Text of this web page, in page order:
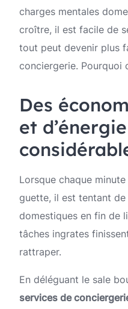
charges mentales
croître, il est facile de
tout peut devenir plus
conciergerie. Pourquoi
Des
et d’énergie
Lorsque chaque
guette, il est tentant
domestiques en fin de
tâches ingrates
rattraper.
En déléguant le sale
services de